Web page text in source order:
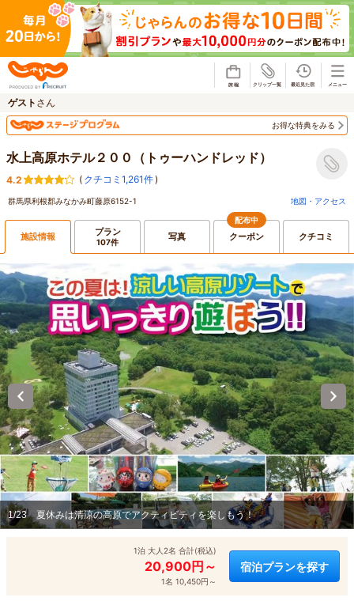
ゲスト さん
お得な特典をみる
水上高原ホテル２００（トゥーハンドレッド）
4.2 ( クチコミ1,261件)
群馬県利根郡みなかみ町藤原6152-1 地図・アクセス
施設情報 プラン
107件 写真
配布中
クーポン クチコミ
1/23 夏休みは清涼の高原でアクティビティを楽しもう！
1泊 大人2名 合計(税込)
20,900円～
1名 10,450円～
宿泊プランを探す